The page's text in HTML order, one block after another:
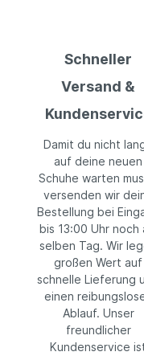
Schneller
Versand &
Damit du nicht
auf deine neuen
Schuhe warten
versenden wir
Bestellung bei
bis 13:00 Uhr noch
selben Tag. Wir
großen Wert auf
schnelle Lieferung
einen
Ablauf. Unser
freundlicher
Kundenservice